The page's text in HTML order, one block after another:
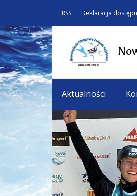
RSS Deklaracja
Aktualności